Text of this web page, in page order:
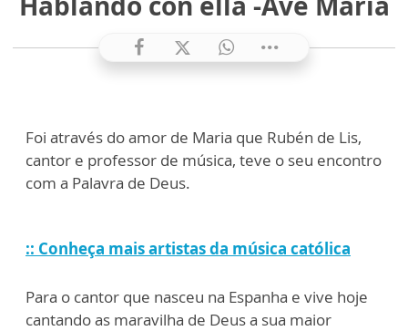
Foi através do amor de Maria que Rubén de Lis,
cantor e professor de música, teve o seu encontro
com a Palavra de Deus.
:: Conheça mais artistas da música católica
Para o cantor que nasceu na Espanha e vive hoje
cantando as maravilha de Deus a sua maior